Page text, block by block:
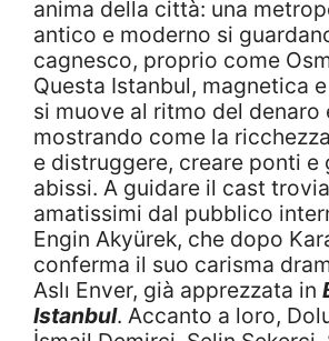
anima della città: una
antico e moderno si
cagnesco, proprio come
Questa Istanbul, magnetica
si muove al ritmo del denaro
mostrando come la
e distruggere, creare ponti e
abissi. A guidare il cast
amatissimi dal pubblico
Engin Akyürek, che dopo
conferma il suo carisma
Aslı Enver, già apprezzata in
Istanbul. Accanto a loro,